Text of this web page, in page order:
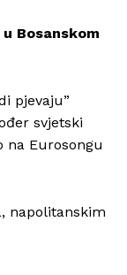
Bosanskom
pjevaju”
svjetski
na Eurosongu
napolitanskim